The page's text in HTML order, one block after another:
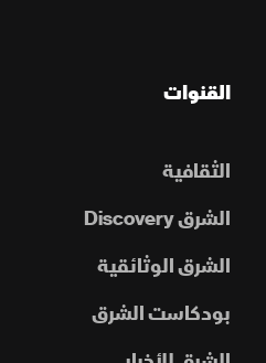
القنوات
الثقافية
الشرق Discovery
الشرق الوثائقية
بودكاست الشرق